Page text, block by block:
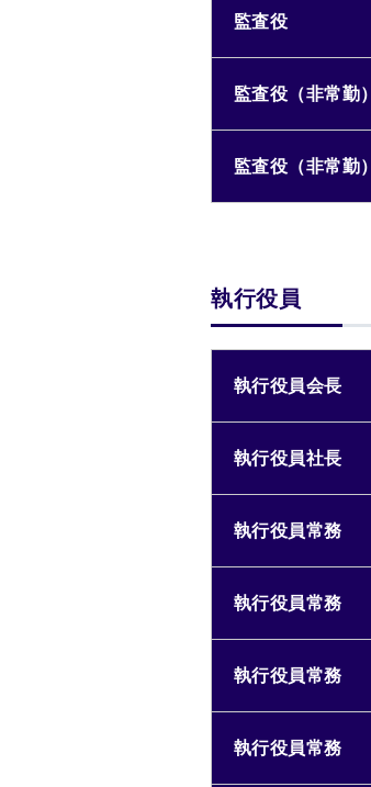
監査役
監査役（非常勤）
監査役（非常勤）
執行役員
執行役員会長
執行役員社長
執行役員常務
執行役員常務
執行役員常務
執行役員常務